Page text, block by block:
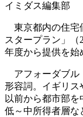
イミダス編集部
東京都内の住宅
スタープラン」（
年度から提供を始
アフォーダブル
形容詞。イギリス
以前から都市部を
低～中所得者層な